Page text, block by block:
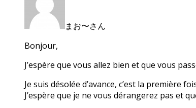
まお〜さん
Bonjour,
J’espère que vous allez bien et que vous
Je suis désolée d’avance, c’est la première
J’espère que je ne vous dérangerez pas et